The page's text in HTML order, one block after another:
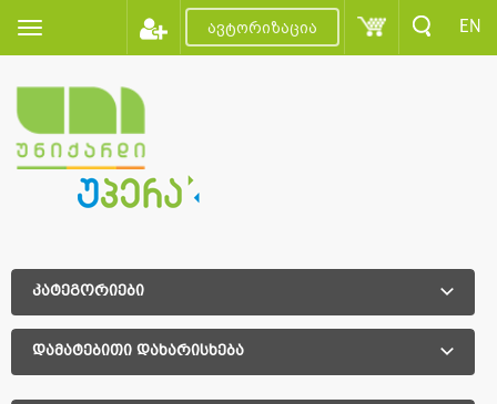
ავტორიზაცია EN
კატეგორიები
დამატებითი დახარისხება